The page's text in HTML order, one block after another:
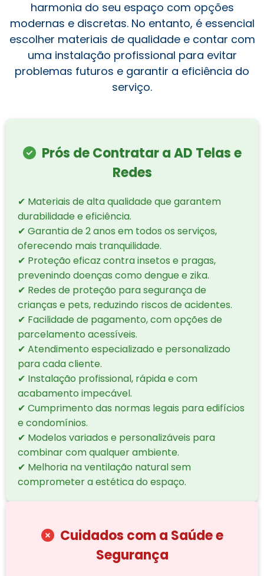
harmonia do seu espaço com opções
modernas e discretas. No entanto, é essencial
escolher materiais de qualidade e contar com
uma instalação profissional para evitar
problemas futuros e garantir a eficiência do
serviço.
Prós de Contratar a AD Telas e
Redes
✔ Materiais de alta qualidade que garantem
durabilidade e eficiência.
✔ Garantia de 2 anos em todos os serviços,
oferecendo mais tranquilidade.
✔ Proteção eficaz contra insetos e pragas,
prevenindo doenças como dengue e zika.
✔ Redes de proteção para segurança de
crianças e pets, reduzindo riscos de acidentes.
✔ Facilidade de pagamento, com opções de
parcelamento acessíveis.
✔ Atendimento especializado e personalizado
para cada cliente.
✔ Instalação profissional, rápida e com
acabamento impecável.
✔ Cumprimento das normas legais para edifícios
e condomínios.
✔ Modelos variados e personalizáveis para
combinar com qualquer ambiente.
✔ Melhoria na ventilação natural sem
comprometer a estética do espaço.
Cuidados com a Saúde e
Segurança